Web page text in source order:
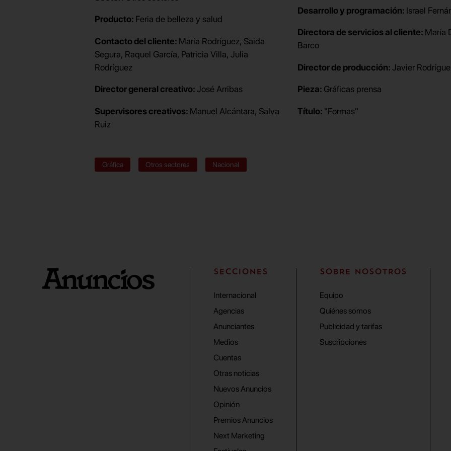
Producto: Feria de belleza y salud
Contacto del cliente: María Rodríguez, Saida
Segura, Raquel García, Patricia Villa, Julia
Rodríguez
Director general creativo:José Arribas
Supervisores creativos: Manuel Alcántara, Salva
Ruiz
Desarrollo y programación: Israel
Directora de servicios al cliente: María
Barco
Director de producción:Javier
Pieza: Gráficas prensa
Título: "Formas"
Gráfica Otros sectores Nacional
SECCIONES
Internacional
Agencias
Anunciantes
Medios
Cuentas
Otras noticias
Nuevos Anuncios
Opinión
Premios Anuncios
Next Marketing
SOBRE NOSOTROS
Equipo
Quiénes somos
Publicidad y tarifas
Suscripciones